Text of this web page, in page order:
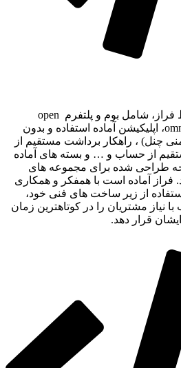
شامل بوم و پلتفرم open
، اپلیکیشن آماده استفاده و بدون
چنل) ، راهکار برداشت مستقیم از
از حساب و … و بسته های آماده
طراحی شده برای مجموعه های
فراز آماده است با همفکر و همکاری
از زیر ساخت های فنی خود،
نیاز مشتریان را در کوتاهترین زمان
قرار دهد.